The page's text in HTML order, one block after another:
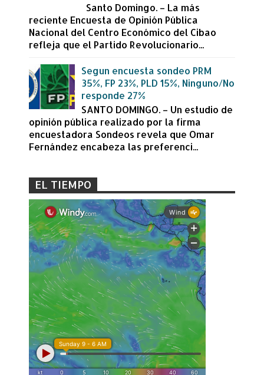
Santo Domingo. – La más
reciente Encuesta de Opinión Pública
Nacional del Centro Económico del Cibao
refleja que el Partido Revolucionario...
Segun encuesta sondeo PRM
35%, FP 23%, PLD 15%, Ninguno/No
responde 27%
SANTO DOMINGO. – Un estudio de
opinión pública realizado por la firma
encuestadora Sondeos revela que Omar
Fernández encabeza las preferenci...
EL TIEMPO